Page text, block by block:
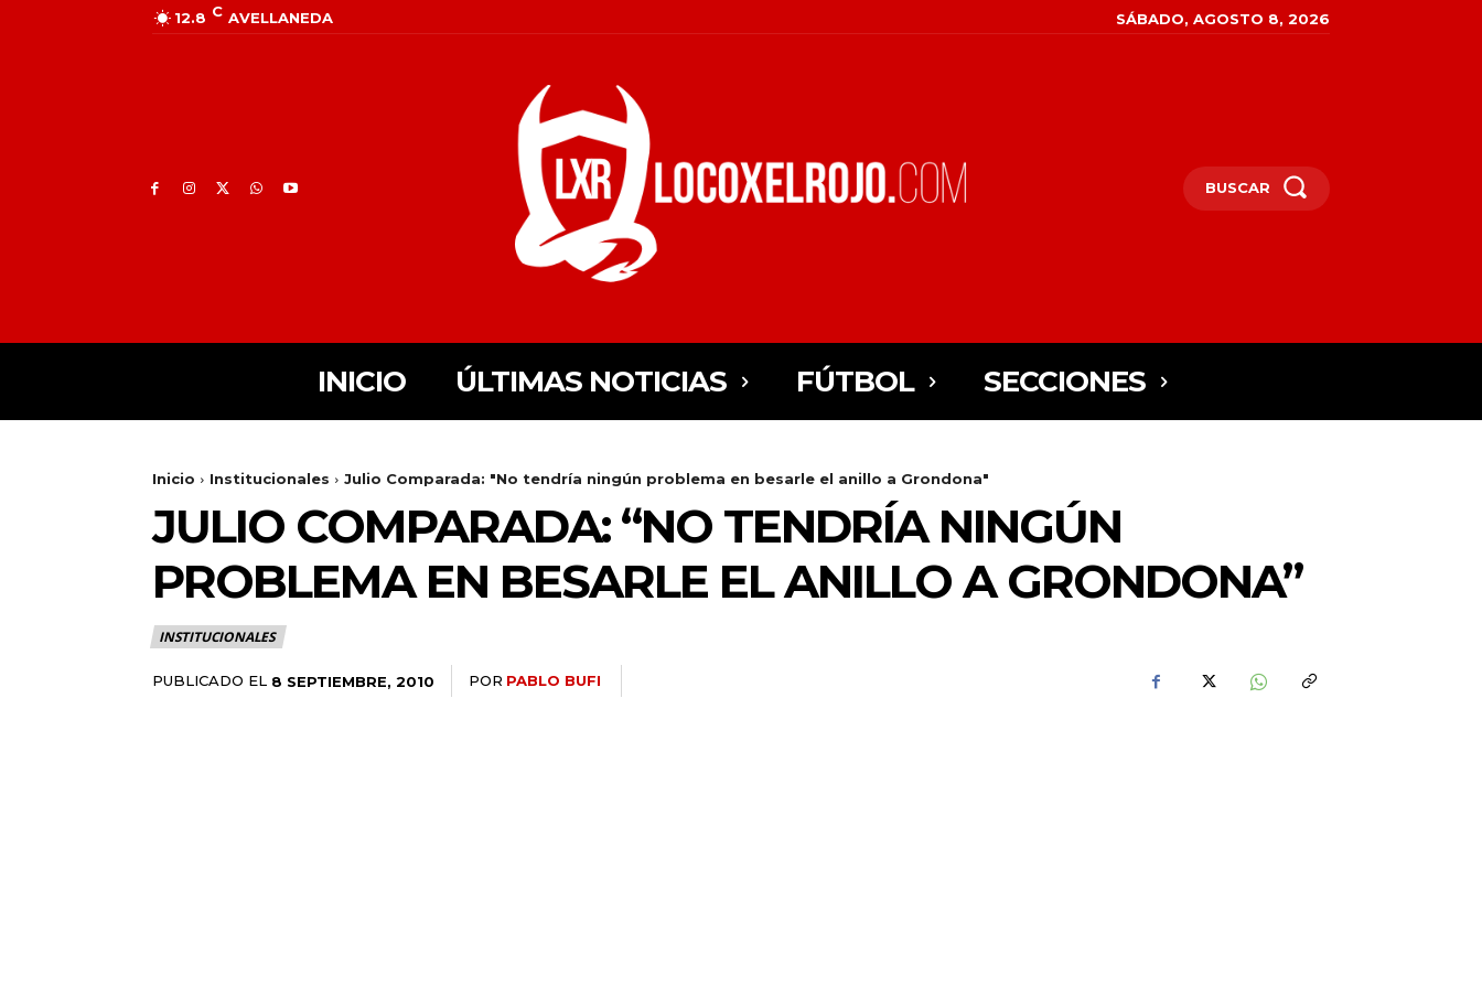
12.8 C AVELLANEDA SÁBADO, AGOSTO 8, 2026
BUSCAR
INICIO ÚLTIMAS NOTICIAS FÚTBOL SECCIONES
Inicio Institucionales Julio Comparada: "No tendría ningún problema en besarle el anillo a Grondona"
JULIO COMPARADA: “NO TENDRÍA NINGÚN
PROBLEMA EN BESARLE EL ANILLO A GRONDONA”
INSTITUCIONALES
PUBLICADO EL 8 SEPTIEMBRE, 2010 POR PABLO BUFI